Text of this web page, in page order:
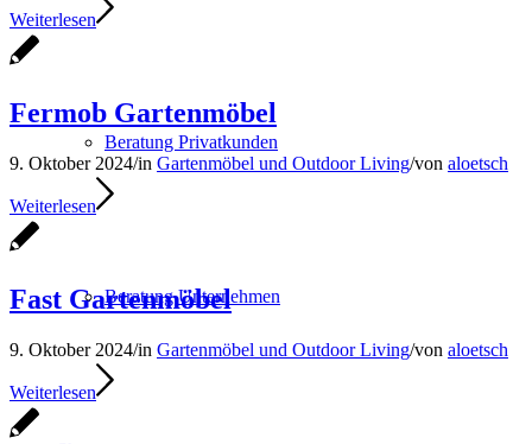
Beratung Privatkunden
Beratung Unternehmen
Weiterlesen
Fermob Gartenmöbel
9. Oktober 2024/in Gartenmöbel und Outdoor Living/von aloetsch
Weiterlesen
Fast Gartenmöbel
9. Oktober 2024/in Gartenmöbel und Outdoor Living/von aloetsch
Weiterlesen